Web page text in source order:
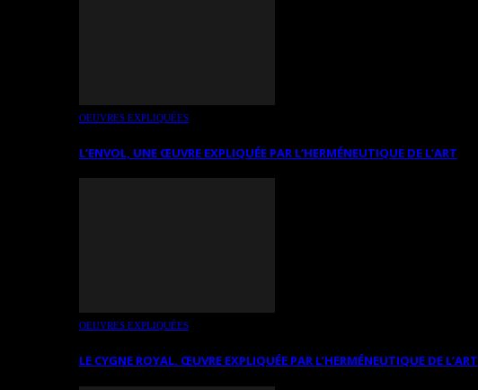
OEUVRES EXPLIQUÉES
L’ENVOL, UNE ŒUVRE EXPLIQUÉE PAR L’HERMÉNEUTIQUE DE L’ART
OEUVRES EXPLIQUÉES
LE CYGNE ROYAL. ŒUVRE EXPLIQUÉE PAR L’HERMÉNEUTIQUE DE L’ART